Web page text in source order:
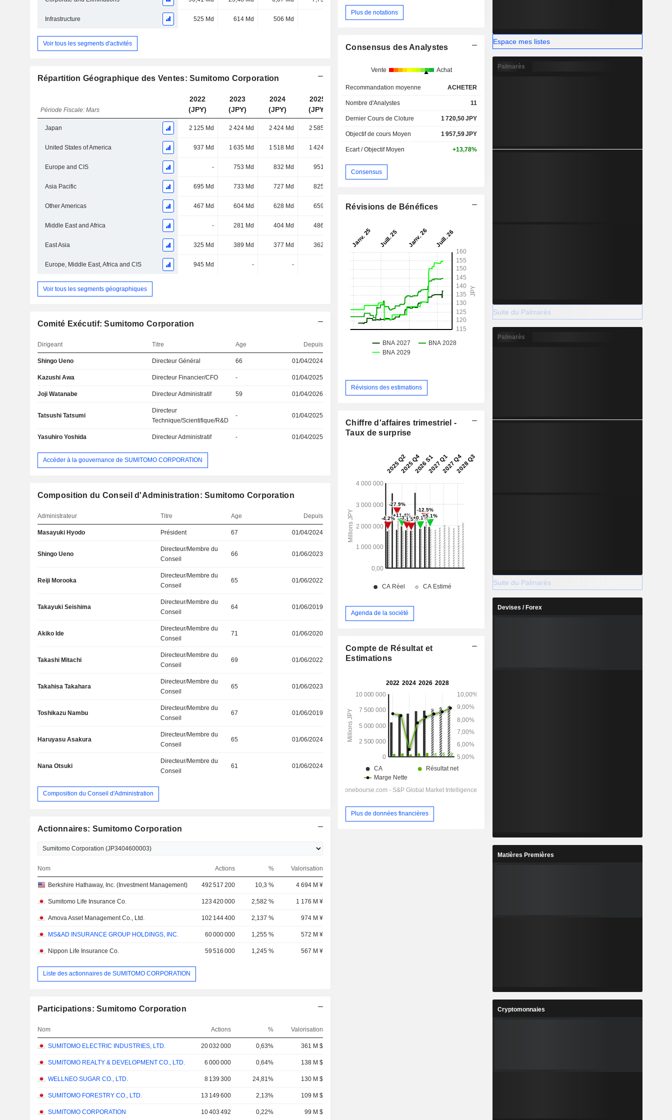
Infrastructure 525 Md 614 Md 506 Md -
Voir tous les segments d'activités
Répartition Géographique des Ventes: Sumitomo Corporation
Période Fiscale: Mars
2022
(JPY)
2023
(JPY)
2024
(JPY)
2025
(JPY)
2026
Japan 2 125 Md 2 424 Md 2 424 Md 2 585 Md
United States of America 937 Md 1 635 Md 1 518 Md 1 424 Md 1 391 Md
Europe and CIS - 753 Md 832 Md 951 Md 986 Md
Asia Pacific 695 Md 733 Md 727 Md 825 Md
Other Americas 467 Md 604 Md 628 Md 659 Md 641 Md
Middle East and Africa - 281 Md 404 Md 486 Md
East Asia 325 Md 389 Md 377 Md 362 Md 338 Md
Europe, Middle East, Africa and CIS 945 Md - -
Voir tous les segments géographiques
Comité Exécutif: Sumitomo Corporation
Dirigeant Titre Age Depuis
Shingo Ueno Directeur Général 66 01/04/2024
Kazushi Awa Directeur Financier/CFO - 01/04/2025
Joji Watanabe Directeur Administratif 59 01/04/2026
Tatsushi Tatsumi
Directeur
Technique/Scientifique/R&D
- 01/04/2025
Yasuhiro Yoshida Directeur Administratif - 01/04/2025
Accéder à la gouvernance de SUMITOMO CORPORATION
Composition du Conseil d'Administration: Sumitomo Corporation
Administrateur Titre Age Depuis
Masayuki Hyodo Président 67 01/04/2024
Shingo Ueno
Directeur/Membre du
Conseil
66 01/06/2023
Reiji Morooka
Directeur/Membre du
Conseil
65 01/06/2022
Takayuki Seishima
Directeur/Membre du
Conseil
64 01/06/2019
Akiko Ide
Directeur/Membre du
Conseil
71 01/06/2020
Takashi Mitachi
Directeur/Membre du
Conseil
69 01/06/2022
Takahisa Takahara
Directeur/Membre du
Conseil
65 01/06/2023
Toshikazu Nambu
Directeur/Membre du
Conseil
67 01/06/2019
Haruyasu Asakura
Directeur/Membre du
Conseil
65 01/06/2024
Nana Otsuki
Directeur/Membre du
Conseil
61 01/06/2024
Composition du Conseil d'Administration
Actionnaires: Sumitomo Corporation
Nom Actions % Valorisation
Berkshire Hathaway, Inc. (Investment Management) 492 517 200 10,3 % 4 694 M ¥
Sumitomo Life Insurance Co. 123 420 000 2,582 % 1 176 M ¥
Amova Asset Management Co., Ltd. 102 144 400 2,137 % 974 M ¥
MS&AD INSURANCE GROUP HOLDINGS, INC. 60 000 000 1,255 % 572 M ¥
Nippon Life Insurance Co. 59 516 000 1,245 % 567 M ¥
Liste des actionnaires de SUMITOMO CORPORATION
Participations: Sumitomo Corporation
Nom Actions % Valorisation
SUMITOMO ELECTRIC INDUSTRIES, LTD. 20 032 000 0,63% 361 M $
SUMITOMO REALTY & DEVELOPMENT CO., LTD. 6 000 000 0,64% 138 M $
WELLNEO SUGAR CO., LTD. 8 139 300 24,81% 130 M $
SUMITOMO FORESTRY CO., LTD. 13 149 600 2,13% 109 M $
SUMITOMO CORPORATION 10 403 492 0,22% 99 M $
Plus de notations
Consensus des Analystes
Vente Achat
Recommandation moyenne ACHETER
Nombre d'Analystes 11
Dernier Cours de Cloture 1 720,50JPY
Objectif de cours Moyen 1 957,59JPY
Ecart / Objectif Moyen +13,78%
Consensus
Révisions de Bénéfices
Révisions des estimations
Chiffre d'affaires trimestriel -
Taux de surprise
Agenda de la société
Compte de Résultat et
Estimations
Plus de données financières
Espace mes listes
Palmarès
Suite du Palmarès
Palmarès
Suite du Palmarès
Devises / Forex
Matières Premières
Cryptomonnaies